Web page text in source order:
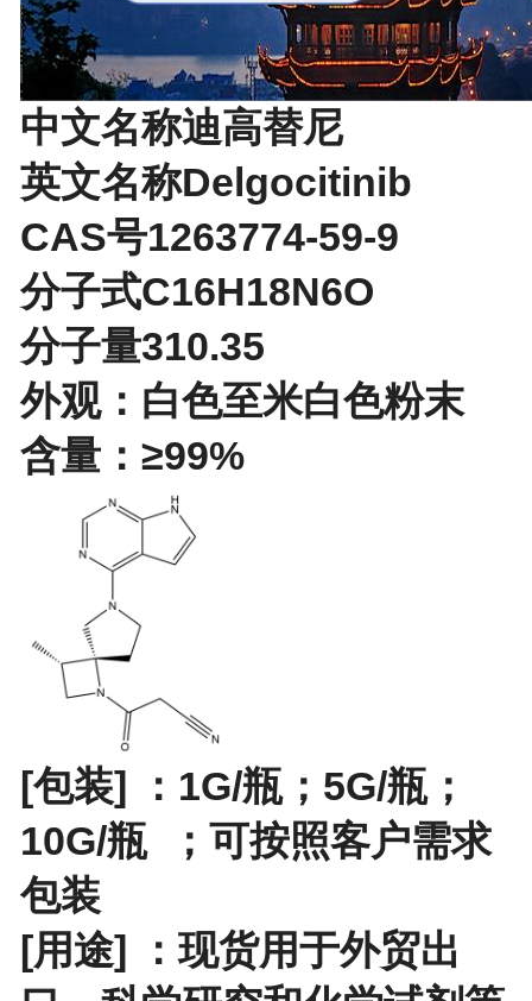
中文名称迪高替尼
英文名称Delgocitinib
CAS号1263774-59-9
分子式C16H18N6O
分子量310.35
外观：白色至米白色粉末
含量：≥99%
[包装] ： 1G/瓶；5G/瓶；
10G/瓶； 可按照客户需求
包装
[用途] ：现货用于外贸出